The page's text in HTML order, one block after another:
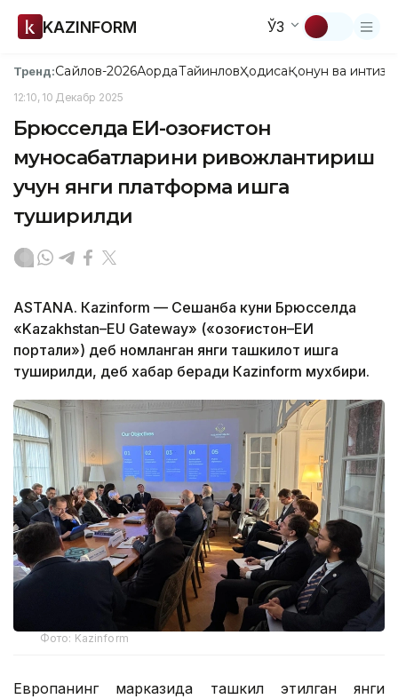
KAZINFORM ЎЗ
Тренд:Сайлов-2026АқордаТайинловҲодисаҚонун ва
12:10, 10 Декабр 2025
Брюсселда ЕИ-Қозоғистон
муносабатларини ривожлантириш
учун янги платформа ишга
туширилди
ASTANА. Кazinform — Сешанба куни Брюсселда
«Kazakhstan–EU Gateway» («Қозоғистон–ЕИ
портали») деб номланган янги ташкилот ишга
туширилди, деб хабар беради Кazinform мухбири.
Фото: Kazinform
Европанинг марказида ташкил этилган янги